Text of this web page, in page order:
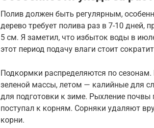
Полив должен быть регулярным,
дерево требует полива раз в 7-10 дней,
5 см. Я заметил, что избыток воды в
этот период подачу влаги стоит
Подкормки распределяются по
зеленой массы, летом — калийные для
для подготовки к зиме. Рыхление
поступал к корням. Сорняки удаляют
корни.